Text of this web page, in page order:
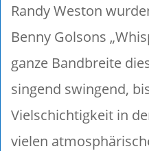
Randy Weston
Benny Golsons
ganze Bandbreite
singend swingend,
Vielschichtigkeit in
vielen